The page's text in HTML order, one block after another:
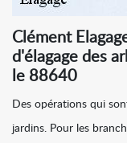
Clément
d'élagage des
le 88640
Des opérations qui
jardins. Pour les